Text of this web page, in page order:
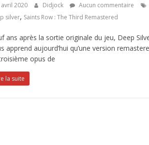
avril 2020 Didjock
Aucun commentaire
silver, Saints Row : The Third Remastered
ans après la sortie originale du jeu, Deep
apprend aujourd’hui qu’une version
opus de
la suite